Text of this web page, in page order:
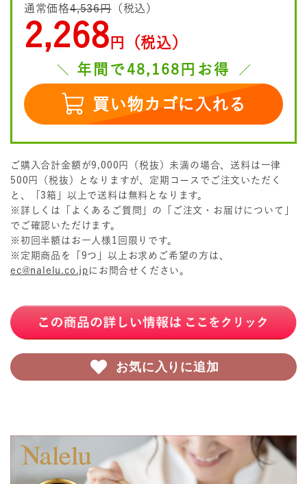
通常価格4,536円（税込）
2,268 円（税込）
年間で48,168円お得
買い物カゴに入れる
ご購入合計金額が9,000円（税抜）未満の場合、送料は一律
500円（税抜）となりますが、定期コースでご注文いただく
と、「3箱」以上で送料は無料となります。
※詳しくは「よくあるご質問」の「ご注文・お届けについて」
でご確認いただけます。
※初回半額はお一人様1回限りです。
※定期商品を「9つ」以上お求めご希望の方は、
ec@nalelu.co.jp にお問合せください。
お気に入りに追加